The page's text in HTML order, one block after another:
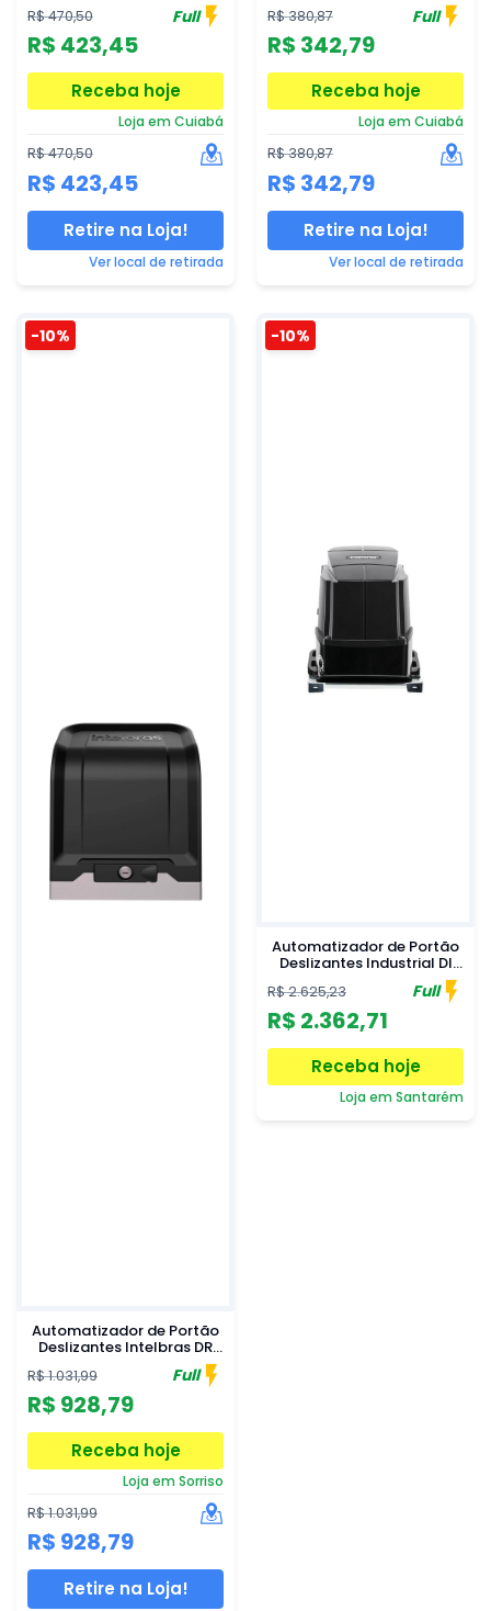
R$ 470,50 Full
R$ 423,45
Receba hoje
Loja em Cuiabá
R$ 470,50
R$ 423,45
Retire na Loja!
Ver local de retirada
R$ 380,87 Full
R$ 342,79
Receba hoje
Loja em Cuiabá
R$ 380,87
R$ 342,79
Retire na Loja!
Ver local de retirada
-10%
Automatizador de Portão
Deslizantes Intelbras DR
R$ 1.031,99 Full
R$ 928,79
Receba hoje
Loja em Sorriso
R$ 1.031,99
R$ 928,79
Retire na Loja!
-10%
Automatizador de Portão
Deslizantes Industrial DI
R$ 2.625,23 Full
R$ 2.362,71
Receba hoje
Loja em Santarém